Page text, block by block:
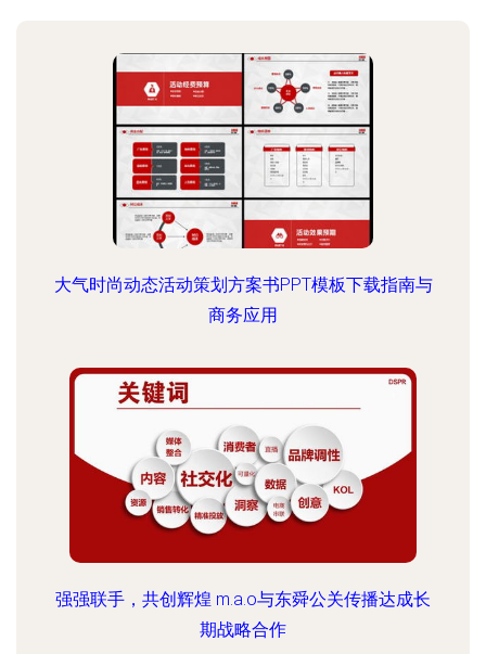
大气时尚动态活动策划方案书PPT模板下载指南与
商务应用
强强联手，共创辉煌 m.a.o与东舜公关传播达成长
期战略合作